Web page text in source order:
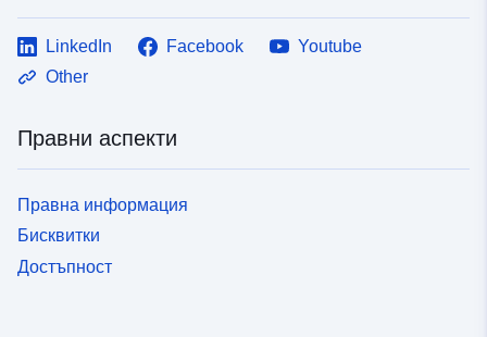
LinkedIn Facebook
Youtube
Other
Правни аспекти
Правна информация
Бисквитки
Достъпност